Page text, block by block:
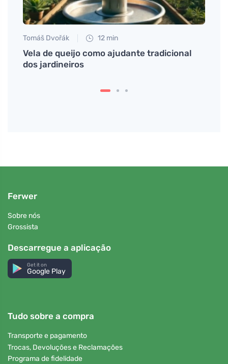
Tomáš Dvořák 12 min
Vela de queijo como ajudante tradicional
dos jardineiros
Ferwer
Sobre nós
Grossista
Descarregue a aplicação
Get it on
Google Play
Tudo sobre a compra
Transporte e pagamento
Trocas, Devoluções e Reclamações
Programa de fidelidade